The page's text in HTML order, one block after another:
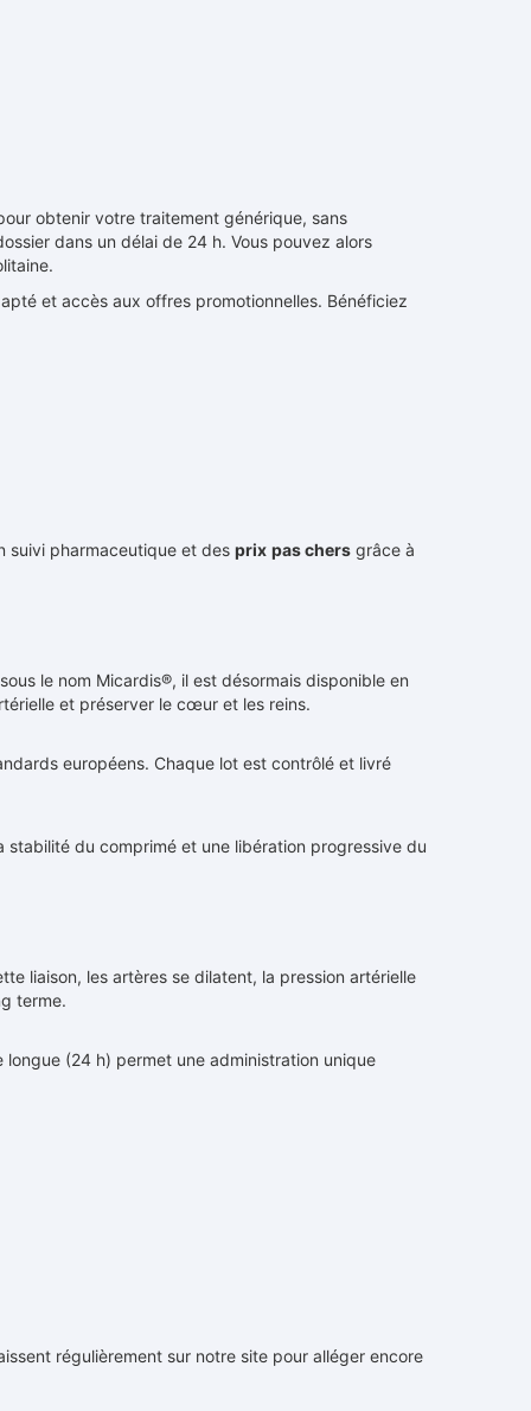
obtenir votre traitement générique, sans
dans un délai de 24 h. Vous pouvez alors
et accès aux offres promotionnelles. Bénéficiez
suivi pharmaceutique et des prix pas chers grâce à
le nom Micardis®, il est désormais disponible en
et préserver le cœur et les reins.
européens. Chaque lot est contrôlé et livré
du comprimé et une libération progressive du
liaison, les artères se dilatent, la pression artérielle
terme.
(24 h) permet une administration unique
régulièrement sur notre site pour alléger encore